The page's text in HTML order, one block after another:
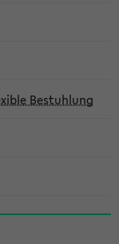
Bestuhlung